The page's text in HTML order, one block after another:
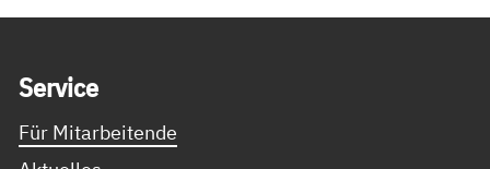
Ser­vice
Für Mitarbeitende